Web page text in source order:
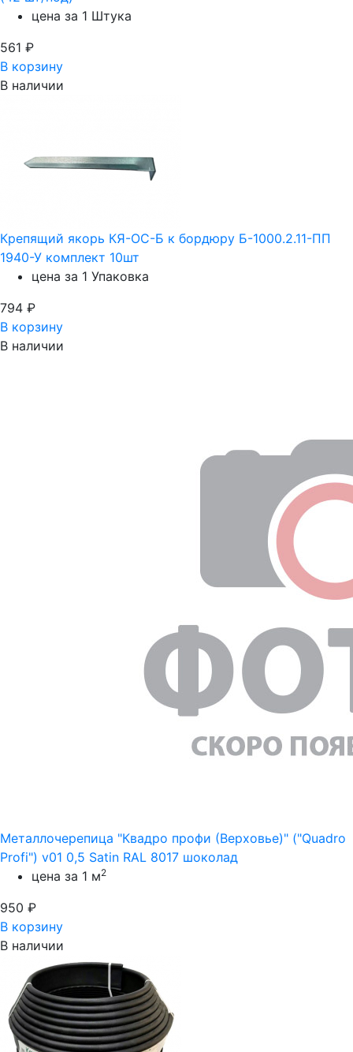
цена за 1 Штука
561 ₽
В корзину
В наличии
Крепящий якорь КЯ-ОС-Б к бордюру Б-1000.2.11-ПП
1940-У комплект 10шт
цена за 1 Упаковка
794 ₽
В корзину
В наличии
Металлочерепица "Квадро профи (Верховье)" ("Quadro
Profi") v01 0,5 Satin RAL 8017 шоколад
цена за 1 м2
950 ₽
В корзину
В наличии